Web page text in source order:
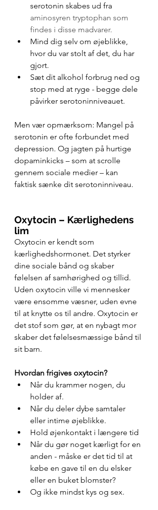
serotonin skabes ud fra
aminosyren tryptophan som
findes i disse madvarer.
Mind dig selv om øjeblikke,
hvor du var stolt af det, du har
gjort.
Sæt dit alkohol forbrug ned og
stop med at ryge - begge dele
påvirker serotoninniveauet.
Men vær opmærksom: Mangel på
serotonin er ofte forbundet med
depression. Og jagten på hurtige
dopaminkicks – som at scrolle
gennem sociale medier – kan
faktisk sænke dit serotoninniveau.
Oxytocin – Kærlighedens
lim
Oxytocin er kendt som
kærlighedshormonet. Det styrker
dine sociale bånd og skaber
følelsen af samhørighed og tillid.
Uden oxytocin ville vi mennesker
være ensomme væsner, uden evne
til at knytte os til andre. Oxytocin er
det stof som gør, at en nybagt mor
skaber det følelsesmæssige bånd til
sit barn.
Hvordan frigives oxytocin?
Når du krammer nogen, du
holder af.
Når du deler dybe samtaler
eller intime øjeblikke.
Hold øjenkontakt i længere tid
Når du gør noget kærligt for en
anden - måske er det tid til at
købe en gave til en du elsker
eller en buket blomster?
Og ikke mindst kys og sex.